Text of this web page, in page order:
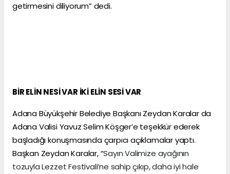
getirmesini diliyorum” dedi.
BİR ELİN NESİ VAR İKİ ELİN SESİ VAR
Adana Büyükşehir Belediye Başkanı Zeydan Karalar da
Adana Valisi Yavuz Selim Köşger’e teşekkür ederek
başladığı konuşmasında çarpıcı açıklamalar yaptı.
Başkan Zeydan Karalar, “Sayın Valimize ayağının
tozuyla Lezzet Festivali’ne sahip çıkıp, daha iyi hale